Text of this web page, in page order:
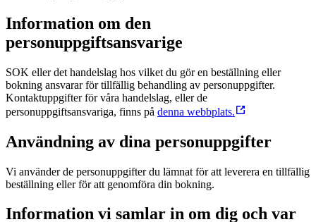
Information om den
personuppgiftsansvarige
SOK eller det handelslag hos vilket du gör en beställning eller
bokning ansvarar för tillfällig behandling av personuppgifter.
Kontaktuppgifter för våra handelslag, eller de
personuppgiftsansvariga, finns på denna webbplats.
Användning av dina personuppgifter
Vi använder de personuppgifter du lämnat för att leverera en tillfällig
beställning eller för att genomföra din bokning.
Information vi samlar in om dig och var